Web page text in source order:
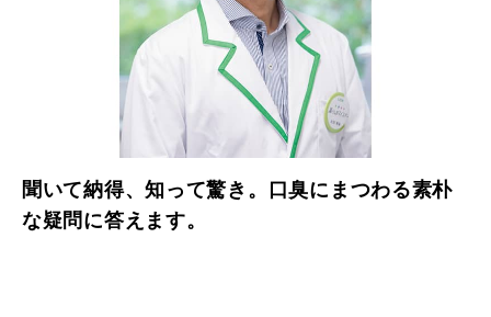
聞いて納得、知って驚き。口臭にまつわる素朴
な疑問に答えます。